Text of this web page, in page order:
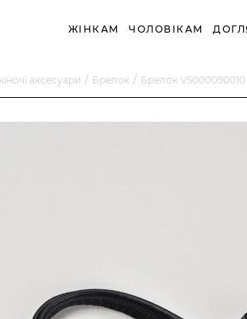
ЖІНКАМ ЧОЛОВІКАМ
аксесуари Брелок Брелок